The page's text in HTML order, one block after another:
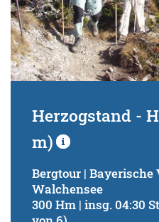
Herzogstand -
m)
Bergtour | Bayerische
Walchensee
300 Hm | insg. 04:30